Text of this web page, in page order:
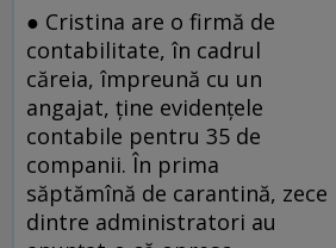
● Cristina are o firmă de
contabilitate, în cadrul
căreia, împreună cu un
angajat, ține evidențele
contabile pentru 35 de
companii. În prima
săptămînă de carantină, zece
dintre administratori au